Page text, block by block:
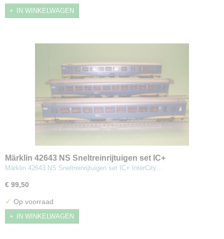
IN WINKELWAGEN
Märklin 42643 NS Sneltreinrijtuigen set IC+
Märklin 42643 NS Sneltreinrijtuigen set IC+ InterCity…
€ 99,50
✓ Op voorraad
IN WINKELWAGEN